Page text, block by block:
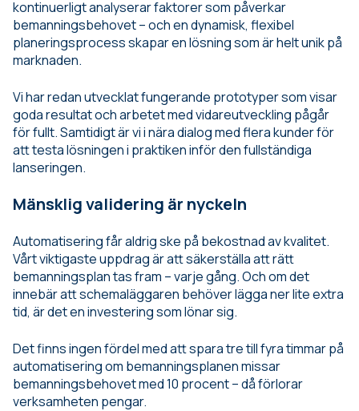
kontinuerligt analyserar faktorer som påverkar
bemanningsbehovet – och en dynamisk, flexibel
planeringsprocess skapar en lösning som är helt unik på
marknaden.
Vi har redan utvecklat fungerande prototyper som visar
goda resultat och arbetet med vidareutveckling pågår
för fullt. Samtidigt är vi i nära dialog med flera kunder för
att testa lösningen i praktiken inför den fullständiga
lanseringen.
Mänsklig validering är nyckeln
Automatisering får aldrig ske på bekostnad av kvalitet.
Vårt viktigaste uppdrag är att säkerställa att rätt
bemanningsplan tas fram – varje gång. Och om det
innebär att schemaläggaren behöver lägga ner lite extra
tid, är det en investering som lönar sig.
Det finns ingen fördel med att spara tre till fyra timmar på
automatisering om bemanningsplanen missar
bemanningsbehovet med 10 procent – då förlorar
verksamheten pengar.